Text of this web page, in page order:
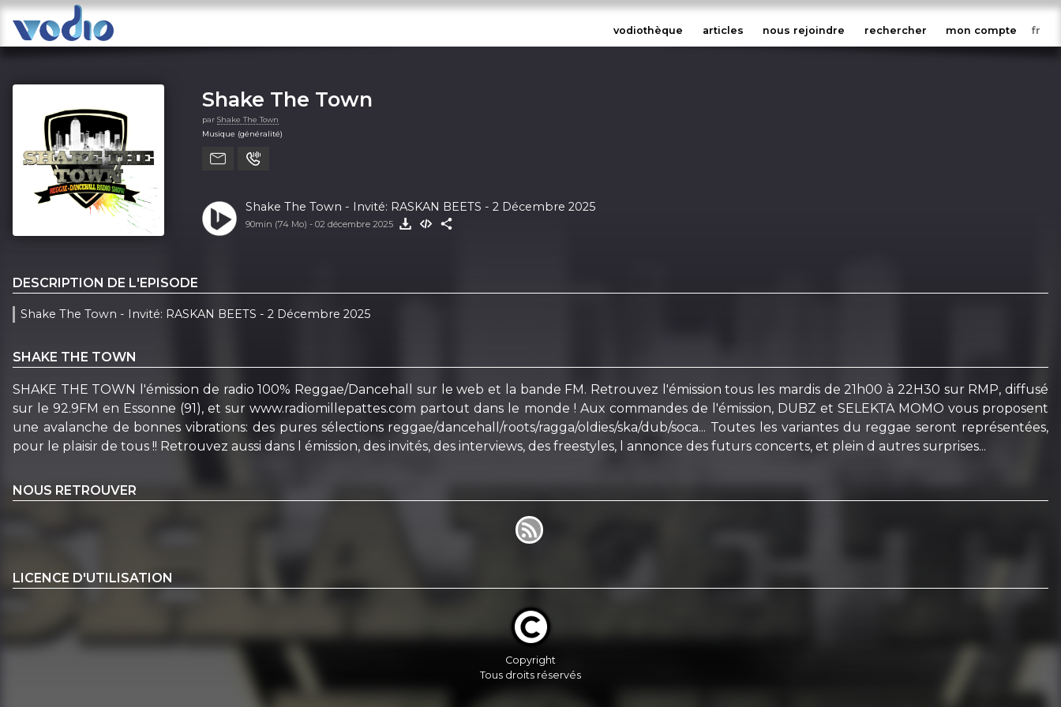
vodiothèque articles nous rejoindre rechercher mon compte
Shake The Town
par Shake The Town
Musique (généralité)
Shake The Town - Invité: RASKAN BEETS - 2 Décembre 2025
90min (74 Mo) - 02 décembre 2025
DESCRIPTION DE L'EPISODE
Shake The Town - Invité: RASKAN BEETS - 2 Décembre 2025
SHAKE THE TOWN
SHAKE THE TOWN l'émission de radio 100% Reggae/Dancehall sur le web et la bande FM. Retrouvez l'émission tous les mardis de 21h00 à 22H30 sur RMP, diffusé
sur le 92.9FM en Essonne (91), et sur www.radiomillepattes.com partout dans le monde ! Aux commandes de l'émission, DUBZ et SELEKTA MOMO vous proposent
une avalanche de bonnes vibrations: des pures sélections reggae/dancehall/roots/ragga/oldies/ska/dub/soca... Toutes les variantes du reggae seront représentées,
pour le plaisir de tous !! Retrouvez aussi dans l émission, des invités, des interviews, des freestyles, l annonce des futurs concerts, et plein d autres surprises...
NOUS RETROUVER
LICENCE D'UTILISATION
Copyright
Tous droits réservés